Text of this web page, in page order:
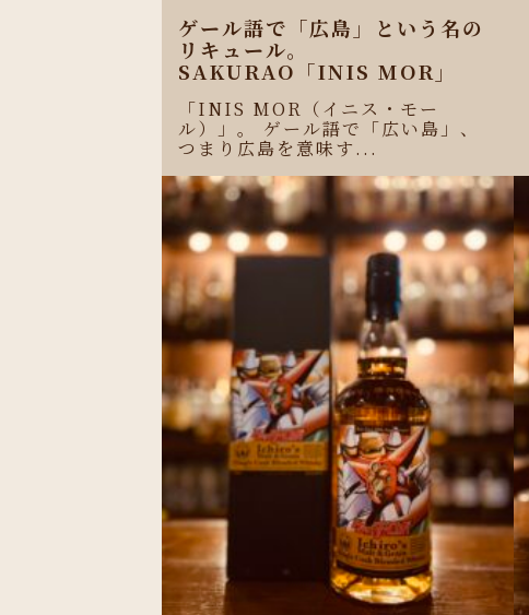
ゲール語で「広島」という名の
リキュール。
SAKURAO「INIS MOR」
「INIS MOR（イニス・モー
ル）」。 ゲール語で「広い島」、
つまり広島を意味す...